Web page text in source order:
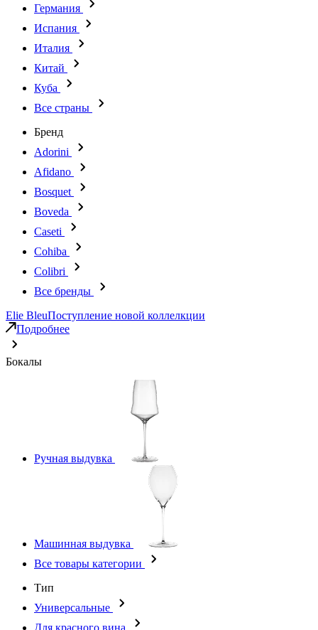
Германия
Испания
Италия
Китай
Куба
Все страны
Бренд
Adorini
Afidano
Bosquet
Boveda
Caseti
Cohiba
Colibri
Все бренды
Elie BleuПоступление новой коллелкции
Подробнее
Бокалы
Ручная выдувка
Машинная выдувка
Все товары категории
Тип
Универсальные
Для красного вина